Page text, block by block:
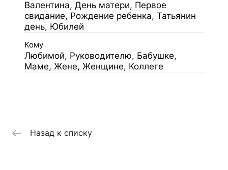
Валентина, День матери, Первое
свидание, Рождение ребенка, Татьянин
день, Юбилей
Кому
Любимой, Руководителю, Бабушке,
Маме, Жене, Женщине, Коллеге
Назад к списку